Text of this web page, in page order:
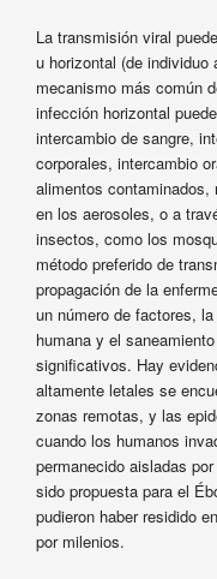
La transmisión viral
u horizontal (de individuo
mecanismo más común
infección horizontal
intercambio de sangre,
corporales, intercambio
alimentos contaminados,
en los aerosoles, o a
insectos, como los
método preferido de
propagación de la
un número de factores,
humana y el
significativos. Hay
altamente letales se
zonas remotas, y las
cuando los humanos
permanecido aisladas
sido propuesta para el
pudieron haber residido
por milenios.